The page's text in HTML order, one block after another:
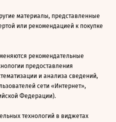
материалы, представленные
или рекомендацией к покупке
рекомендательные
предоставления
и анализа сведений,
сети «Интернет»,
Федерации).
технологий в виджетах